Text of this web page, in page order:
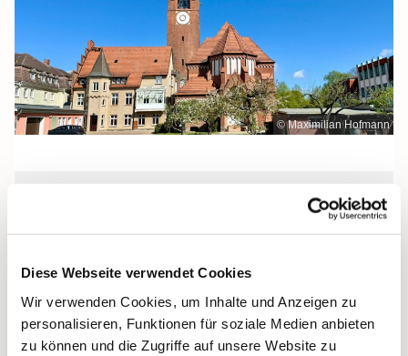
Diese Webseite verwendet Cookies
Wir verwenden Cookies, um Inhalte und Anzeigen zu
personalisieren, Funktionen für soziale Medien anbieten
zu können und die Zugriffe auf unsere Website zu
© Maximilian Hofmann
Freitag, 26. November 2027, 09:30
Maria Rosenkranzkönigin, Demmin,
Reiferstraße 2A, 17109 Demmin